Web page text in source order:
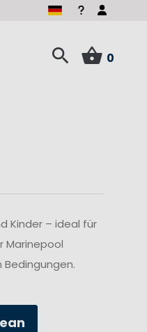
0
Kinder – ideal für
Marinepool